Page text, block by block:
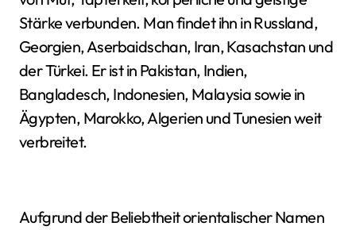
Stärke verbunden. Man findet ihn in Russland,
Georgien, Aserbaidschan, Iran, Kasachstan und
der Türkei. Er ist in Pakistan, Indien,
Bangladesch, Indonesien, Malaysia sowie in
Ägypten, Marokko, Algerien und Tunesien weit
verbreitet.
Aufgrund der Beliebtheit orientalischer Namen